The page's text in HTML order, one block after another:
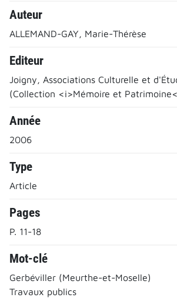
Auteur
ALLEMAND-GAY, Marie-Thérèse
Editeur
Joigny, Associations Culturelle et
(Collection <i>Mémoire et
Année
2006
Type
Article
Pages
P. 11-18
Mot-clé
Gerbéviller (Meurthe-et-Moselle)
Travaux publics